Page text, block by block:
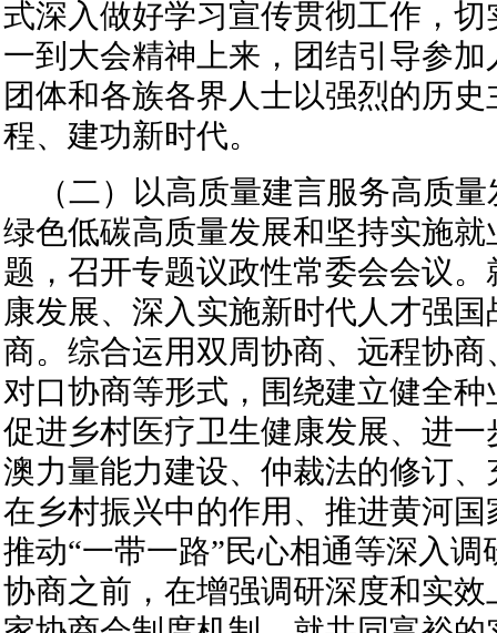
式深入做好学习宣传贯彻工作，
一到大会精神上来，团结引导参
团体和各族各界人士以强烈的历
程、建功新时代。
（二）以高质量建言服务高质
绿色低碳高质量发展和坚持实施
题，召开专题议政性常委会会议
康发展、深入实施新时代人才强
商。综合运用双周协商、远程协
对口协商等形式，围绕建立健全
促进乡村医疗卫生健康发展、进
澳力量能力建设、仲裁法的修订
在乡村振兴中的作用、推进黄河
推动“一带一路”民心相通等深入
协商之前，在增强调研深度和实